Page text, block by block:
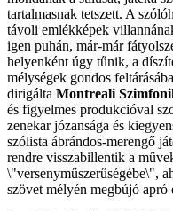
tartalmasnak tetszett. A
távoli emlékképek
igen puhán, már-már
helyenként úgy tűnik, a
mélységek gondos
dirigálta Montreali
és figyelmes produkcióval
zenekar józansága és
szólista ábrándos-merengő
rendre visszabillentik a
\"versenyműszerűségébe\",
szövet mélyén megbújó